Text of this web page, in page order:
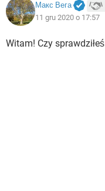
Макс Вега
11 gru 2020 o 17:57
Witam! Czy sprawdziłeś